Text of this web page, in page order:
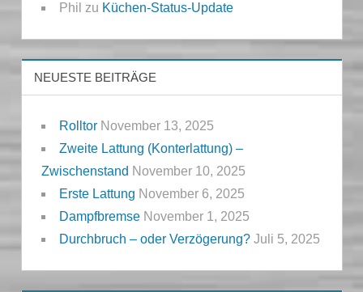
Phil zu Küchen-Status-Update
NEUESTE BEITRÄGE
Rolltor November 13, 2025
Zweite Lattung (Konterlattung) –
Zwischenstand November 10, 2025
Erste Lattung November 6, 2025
Dampfbremse November 1, 2025
Durchbruch – oder Verzögerung? Juli 5, 2025